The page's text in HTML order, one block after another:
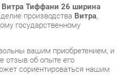
вашим приобретением, и
об опыте его
сориентироваться нашим
развёрнутую
продукции вы можете по
и через мессенджеры